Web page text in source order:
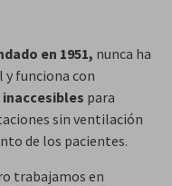
en 1951, nunca ha
funciona con
para
sin ventilación
de los pacientes.
trabajamos en